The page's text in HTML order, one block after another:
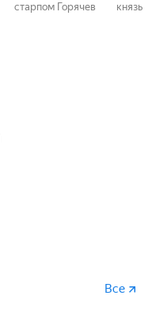
старпом Горячев князь
Все